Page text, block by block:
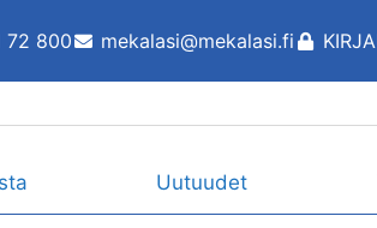
72 800 mekalasi@mekalasi.fi
Uutuudet